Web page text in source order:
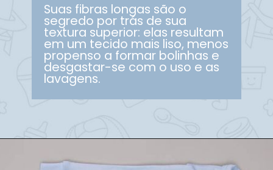
Suas fibras longas são o
segredo por trás de sua
textura superior: elas resultam
em um tecido mais liso, menos
propenso a formar bolinhas e
desgastar-se com o uso e as
lavagens.